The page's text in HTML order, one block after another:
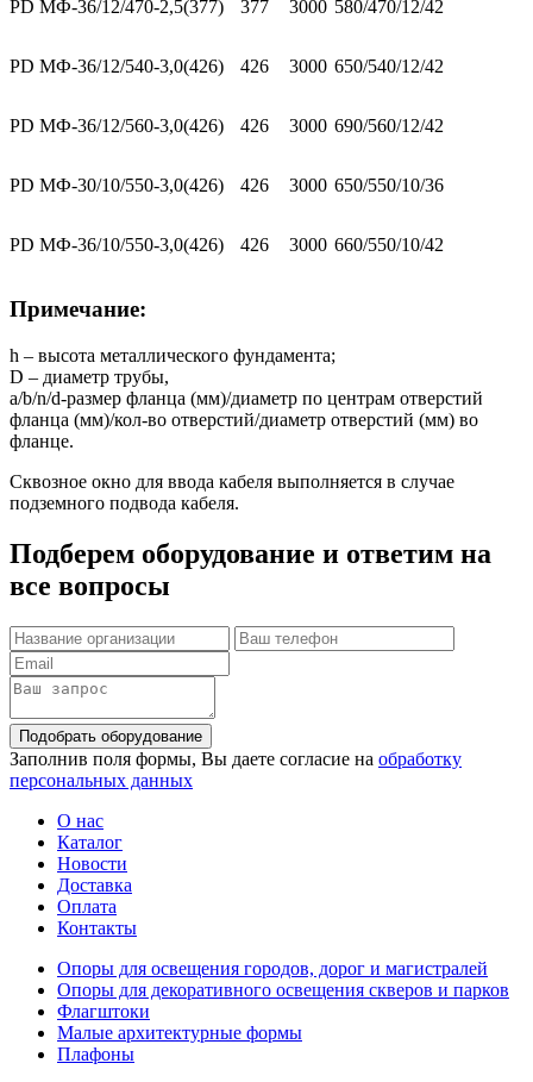
PD МФ-36/12/470-2,5(377) 377 3000 580/470/12/42
PD МФ-36/12/540-3,0(426) 426 3000 650/540/12/42
PD МФ-36/12/560-3,0(426) 426 3000 690/560/12/42
PD МФ-30/10/550-3,0(426) 426 3000 650/550/10/36
PD МФ-36/10/550-3,0(426) 426 3000 660/550/10/42
Примечание:
h – высота металлического фундамента;
D – диаметр трубы,
a/b/n/d-размер фланца (мм)/диаметр по центрам отверстий
фланца (мм)/кол-во отверстий/диаметр отверстий (мм) во
фланце.
Сквозное окно для ввода кабеля выполняется в случае
подземного подвода кабеля.
Подберем оборудование и ответим на
все вопросы
Подобрать оборудование
Заполнив поля формы, Вы даете согласие на обработку
персональных данных
О нас
Каталог
Новости
Доставка
Оплата
Контакты
Опоры для освещения городов, дорог и магистралей
Опоры для декоративного освещения скверов и парков
Флагштоки
Малые архитектурные формы
Плафоны